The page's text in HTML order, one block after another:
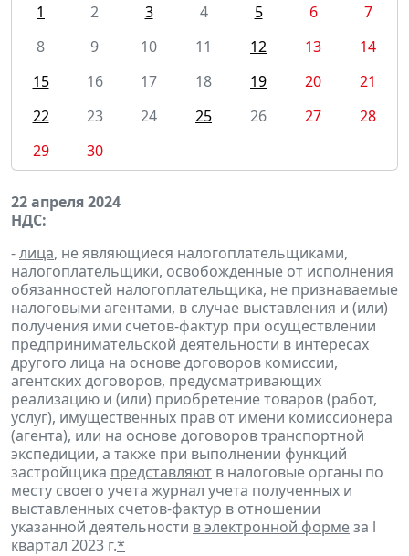
1
2 3 4 5 6
7
8
9 10 11 12 13
14
15
16 17 18 19 20
21
22
23 24 25 26 27
28
29
30
22 апреля 2024
НДС:
-лица, не являющиеся налогоплательщиками,
налогоплательщики, освобожденные от исполнения
обязанностей налогоплательщика, не признаваемые
налоговыми агентами, в случае выставления и (или)
получения ими счетов-фактур при осуществлении
предпринимательской деятельности в интересах
другого лица на основе договоров комиссии,
агентских договоров, предусматривающих
реализацию и (или) приобретение товаров (работ,
услуг), имущественных прав от имени комиссионера
(агента), или на основе договоров транспортной
экспедиции, а также при выполнении функций
застройщика представляют в налоговые органы по
месту своего учета журнал учета полученных и
выставленных счетов-фактур в отношении
указанной деятельности в электронной формеза l
квартал 2023 г.*